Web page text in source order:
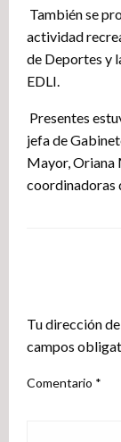
También se
actividad
de Deportes y
EDLI.
Presentes
jefa de
Mayor, Oriana
coordinadoras
Tu dirección
campos
Comentario *